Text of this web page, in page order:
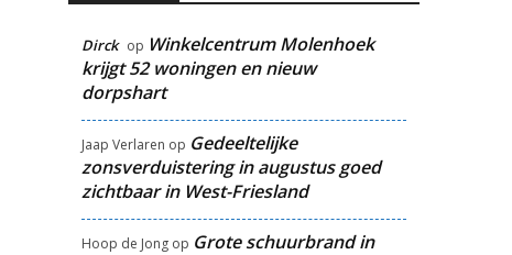
Dirck op Winkelcentrum Molenhoek
krijgt 52 woningen en nieuw
dorpshart
Jaap Verlaren op Gedeeltelijke
zonsverduistering in augustus goed
zichtbaar in West-Friesland
Hoop de Jongop Grote schuurbrand in